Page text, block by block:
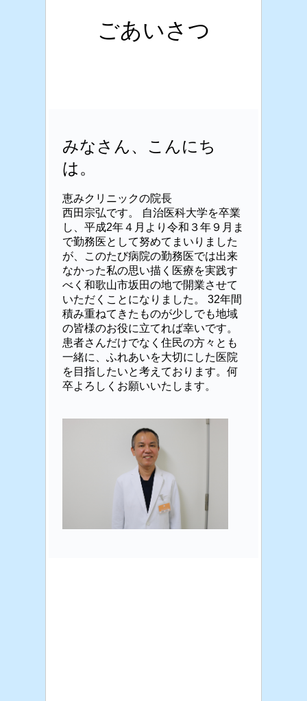
ごあいさつ
みなさん、こんにち
は。
恵みクリニックの院長
西田宗弘です。 自治医科大学を卒業
し、平成2年４ 月より令和３年 ９月ま
で勤務医として努めてまいりました
が、このたび病院の勤務医では出来
なかった私の思い描く医療を実践す
べく和歌山市坂田の地で開業させて
いただくことになりました。 32年間
積み重ねてきたものが少しでも地域
の皆様のお役に立てれば幸いです。
患者さんだけでなく住民の方々とも
一緒に、ふれあいを大切にした医院
を目指したいと考えております。何
卒よろしくお願いいたします。